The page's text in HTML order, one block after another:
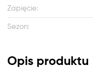
Zapięcie:
Sezon:
Opis produktu